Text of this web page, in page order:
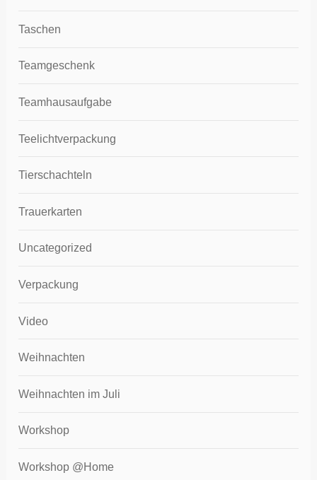
Taschen
Teamgeschenk
Teamhausaufgabe
Teelichtverpackung
Tierschachteln
Trauerkarten
Uncategorized
Verpackung
Video
Weihnachten
Weihnachten im Juli
Workshop
Workshop @Home